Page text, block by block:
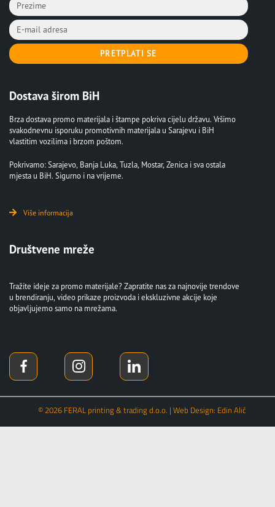
PRETPLATI SE
Dostava širom BiH
Brza dostava promo materijala i štampe pokriva cijelu državu. Vršimo
svakodnevnu isporuku promotivnih materijala u Sarajevu i BiH
vlastitim vozilima i brzom poštom.
Pokrivamo: Sarajevo, Banja Luka, Tuzla, Mostar, Zenica i sva ostala
mjesta u BiH. Sigurno i na vrijeme.
Više informacija
Društvene mreže
Tražite ideje za promo materijale? Zapratite nas za najnovije trendove
u brendiranju, video prikaze proizvoda i ekskluzivne akcije koje
objavljujemo samo na mrežama.
© 2026 FERAL printing & trading d.o.o. | Web Design: Edin Alić